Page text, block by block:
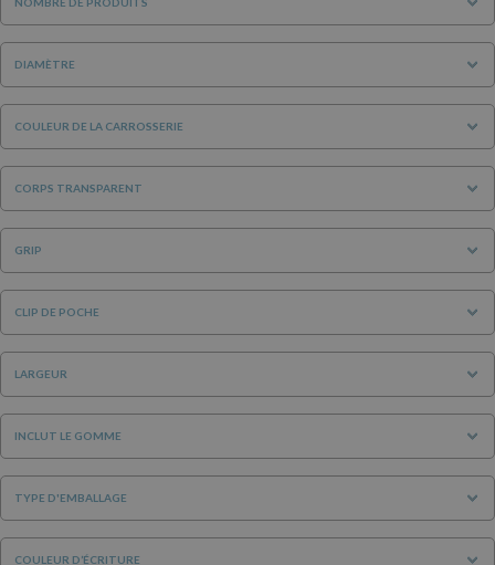
DIAMÈTRE
COULEUR DE LA CARROSSERIE
CORPS TRANSPARENT
GRIP
CLIP DE POCHE
LARGEUR
INCLUT LE GOMME
TYPE D'EMBALLAGE
COULEUR D’ÉCRITURE